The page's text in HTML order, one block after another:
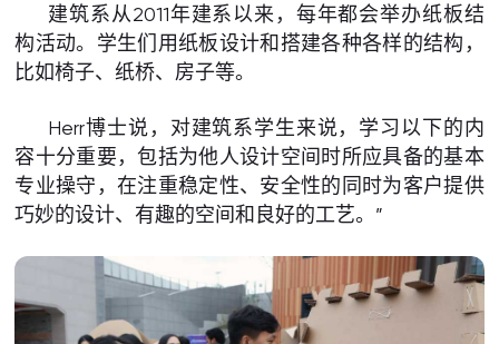
建筑系从2011年建系以来，每年都会举办纸板结
构活动。学生们用纸板设计和搭建各种各样的结构，
比如椅子、纸桥、房子等。
Herr博士说，对建筑系学生来说，学习以下的内
容十分重要，包括为他人设计空间时所应具备的基本
专业操守，在注重稳定性、安全性的同时为客户提供
巧妙的设计、有趣的空间和良好的工艺。”